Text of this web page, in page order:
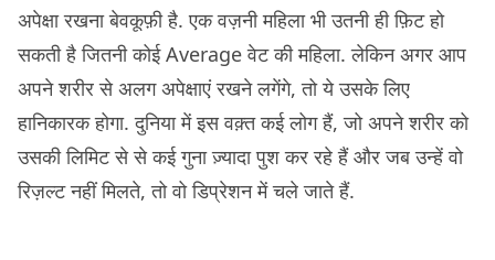
अपेक्षा रखना बेवकूफ़ी है. एक वज़नी महिला भी उतनी ही फ़िट हो
सकती है जितनी कोई Average वेट की महिला. लेकिन अगर आप
अपने शरीर से अलग अपेक्षाएं रखने लगेंगे, तो ये उसके लिए
हानिकारक होगा. दुनिया में इस वक़्त कई लोग हैं, जो अपने शरीर को
उसकी लिमिट से से कई गुना ज़्यादा पुश कर रहे हैं और जब उन्हें वो
रिज़ल्ट नहीं मिलते, तो वो डिप्रेशन में चले जाते हैं.